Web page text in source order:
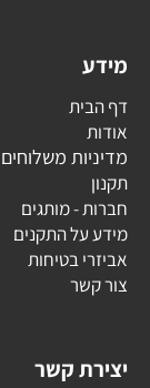
מידע
דף הבית
אודות
מדיניות משלוחים
תקנון
חברות - מותגים
מידע על התקנים
אביזרי בטיחות
צור קשר
יצירת קשר